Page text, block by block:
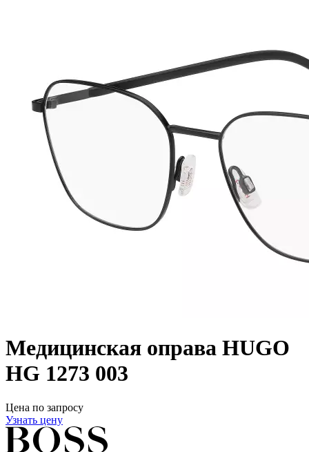
Медицинская оправа HUGO
HG 1273 003
Цена по запросу
Узнать цену